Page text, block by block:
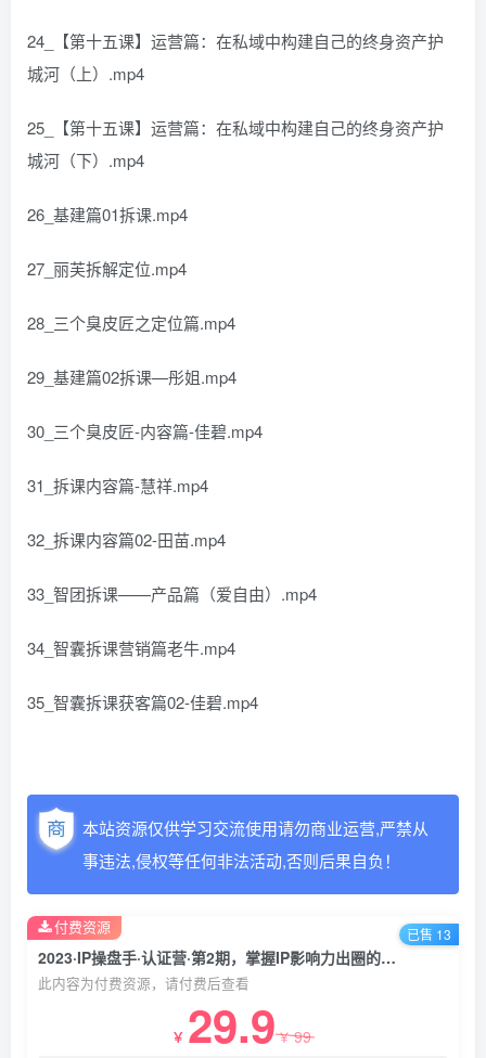
24_【第十五课】运营篇：在私域中构建自己的终身资产护
城河（上）.mp4
25_【第十五课】运营篇：在私域中构建自己的终身资产护
城河（下）.mp4
26_基建篇01拆课.mp4
27_丽芙拆解定位.mp4
28_三个臭皮匠之定位篇.mp4
29_基建篇02拆课—彤姐.mp4
30_三个臭皮匠-内容篇-佳碧.mp4
31_拆课内容篇-慧祥.mp4
32_拆课内容篇02-田苗.mp4
33_智团拆课——产品篇（爱自由）.mp4
34_智囊拆课营销篇老牛.mp4
35_智囊拆课获客篇02-佳碧.mp4
本站资源仅供学习交流使用请勿商业运营,严禁从
事违法,侵权等任何非法活动,否则后果自负！
2023·IP操盘手·认证营·第2期，掌握IP影响力出圈的私域闭环路径（35节）
此内容为付费资源，请付费后查看
￥ 29.9￥99
付费资源 已售 13